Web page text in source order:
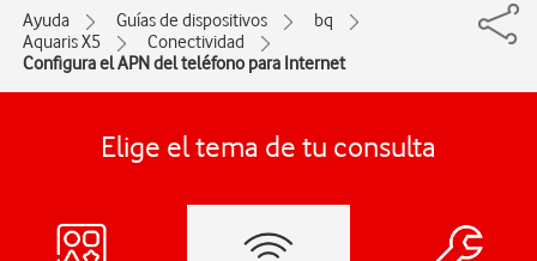
Ayuda Guías de dispositivos
bq
Aquaris X5
Conectividad
Configura el APN del teléfono para Internet
Elige el tema de tu consulta